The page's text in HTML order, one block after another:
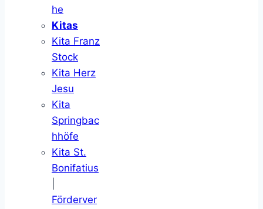
he
Kitas
Kita Franz
Stock
Kita Herz
Jesu
Kita
Springbac
hhöfe
Kita St.
Bonifatius
Förderver